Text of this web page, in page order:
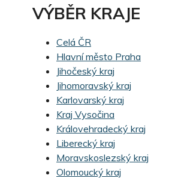
VÝBĚR KRAJE
Celá ČR
Hlavní město Praha
Jihočeský kraj
Jihomoravský kraj
Karlovarský kraj
Kraj Vysočina
Královehradecký kraj
Liberecký kraj
Moravskoslezský kraj
Olomoucký kraj